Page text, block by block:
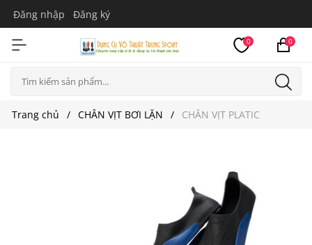
Đăng nhập Đăng ký
0 0
Trang chủ CHÂN VỊT BƠI LẶN CHÂN VỊT PLATIC